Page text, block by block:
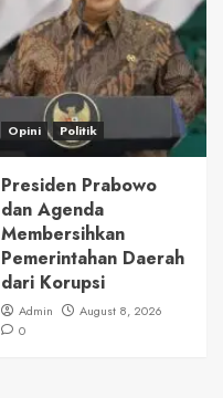
Opini Politik
Presiden Prabowo
dan Agenda
Membersihkan
Pemerintahan Daerah
dari Korupsi
Admin
August 8, 2026
0